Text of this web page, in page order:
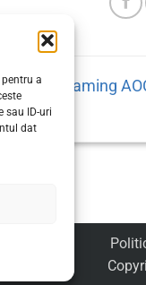
a
sau ID-uri
dat
de gaming